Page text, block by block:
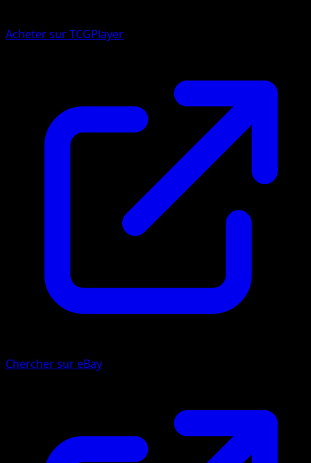
Acheter sur TCGPlayer
Chercher sur eBay